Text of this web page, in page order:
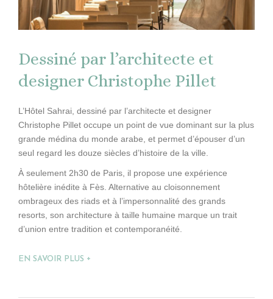
Dessiné par l’architecte et
designer Christophe Pillet
L’Hôtel Sahrai, dessiné par l’architecte et designer
Christophe Pillet occupe un point de vue dominant sur la plus
grande médina du monde arabe, et permet d’épouser d’un
seul regard les douze siècles d’histoire de la ville.
À seulement 2h30 de Paris, il propose une expérience
hôtelière inédite à Fès. Alternative au cloisonnement
ombrageux des riads et à l’impersonnalité des grands
resorts, son architecture à taille humaine marque un trait
d’union entre tradition et contemporanéité.
EN SAVOIR PLUS